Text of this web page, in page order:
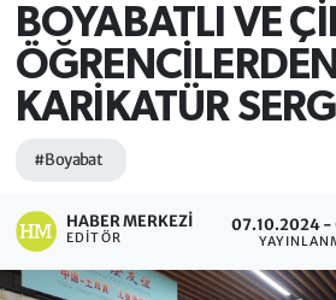
BOYABATLI VE
KARİKATÜR
#Boyabat
HABER MERKEZI
EDITÖR
07.10.2024 -
Süper Lig Puan Durumu ve
Tüm Manşetler
Son Dakika Haberleri
Haber Arşivi